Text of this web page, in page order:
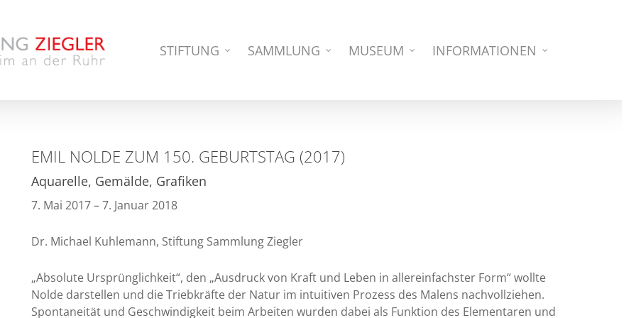
STIFTUNG SAMMLUNG MUSEUM INFORMATIONEN
EMIL NOLDE ZUM 150. GEBURTSTAG (2017)
Aquarelle, Gemälde, Grafiken
7. Mai 2017 – 7. Januar 2018
Dr. Michael Kuhlemann, Stiftung Sammlung Ziegler
„Absolute Ursprünglichkeit“, den „Ausdruck von Kraft und Leben in allereinfachster Form“ wollte
Nolde darstellen und die Triebkräfte der Natur im intuitiven Prozess des Malens nachvollziehen.
Spontaneität und Geschwindigkeit beim Arbeiten wurden dabei als Funktion des Elementaren und